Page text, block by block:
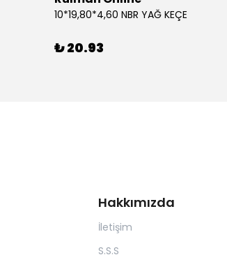
10*19,80*4,60 NBR YAĞ KEÇE
₺ 20.93
Hakkımızda
İletişim
S.S.S